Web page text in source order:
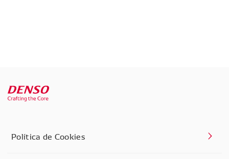
Política de Cookies